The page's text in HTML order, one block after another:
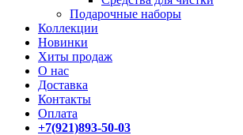
Подарочные наборы
Коллекции
Новинки
Хиты продаж
О нас
Доставка
Контакты
Оплата
+7(921)893-50-03